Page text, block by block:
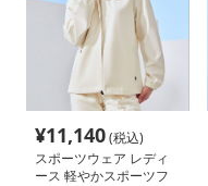
¥11,140(税込)
スポーツウェア レディ
ース 軽やかスポーツフ